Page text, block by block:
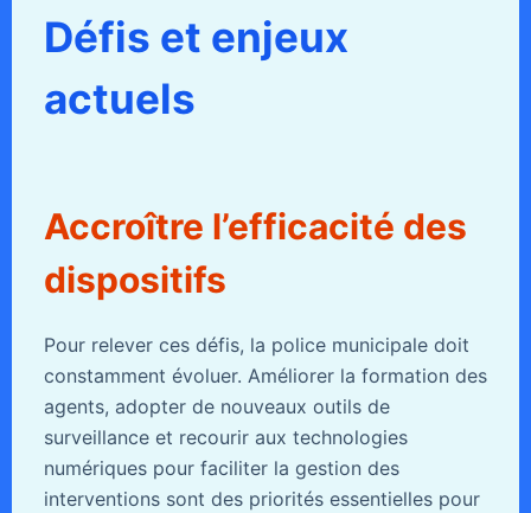
Défis et enjeux
actuels
Accroître l’efficacité des
dispositifs
Pour relever ces défis, la police municipale doit
constamment évoluer. Améliorer la formation des
agents, adopter de nouveaux outils de
surveillance et recourir aux technologies
numériques pour faciliter la gestion des
interventions sont des priorités essentielles pour